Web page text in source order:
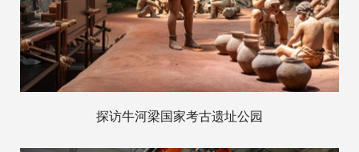
探访牛河梁国家考古遗址公园